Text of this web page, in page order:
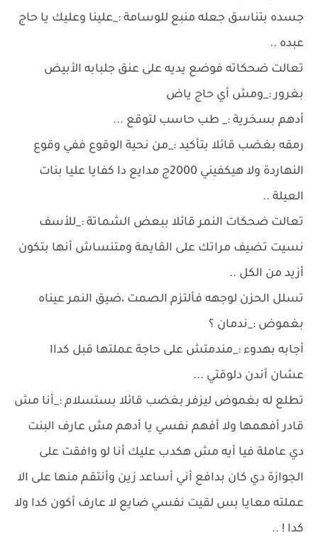
جسده بتناسق جعله منبع للوسامة :_علينا وعليك يا حاج
عبده ..
تعالت ضحكاته فوضع يديه على عنق جلبابه الأبيض
بغرور :_ومش أي حاج ياض
أدهم بسخرية :_ طب حاسب لتوقع ...
رمقه بغضب قائلا بتأكيد :_من نحية الوقوع ففي وقوع
النهاردة ولا هيكفيني 2000ج مدايع دا كفايا عليا بنات
العيلة ..
تعالت ضحكات النمر قائلا ببعض الشماتة :_للأسف
نسيت تضيف مراتك على القايمة ومتنساش أنها بتكون
أزيد من الكل ..
تسلل الحزن لوجهه فألتزم الصمت ،ضيق النمر عيناه
بغموض :_ندمان ؟
أجابه بهدوء :_مندمتش على حاجة عملتها قبل كداا
عشان أندن دلوقتي ...
تطلع له بغموض ليزفر بغضب قائلا بستسلام :_أنا مش
قادر أفهمها ولا أفهم نفسي يا أدهم مش عارف البنت
دي عاملة فيا أيه مش هكدب عليك أنا لو وافقت على
الجوازة دي كان بدافع أني أساعد زين وأنتقم منها على الا
عملته معايا بس لقيت نفسي ضايع لا عارف أكون كدا ولا
كدا ! ..